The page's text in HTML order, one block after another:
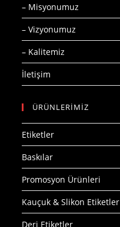
– Misyonumuz
– Vizyonumuz
– Kalitemiz
İletişim
ÜRÜNLERİMİZ
Etiketler
Baskılar
Promosyon Ürünleri
Kauçuk & Slikon Etiketler
Deri Etiketler